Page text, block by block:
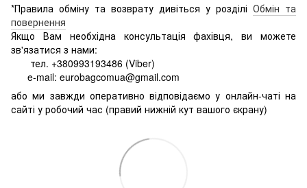
*Правила обміну та возврату дивіться у розділі Обмін та
повернення
Якщо Вам необхідна консультація фахівця, ви можете
зв'язатися з нами:
тел. +380993193486 (Viber)
e-mail: eurobagcomua@gmail.com
або ми завжди оперативно відповідаємо у онлайн-чаті на
сайті у робочий час (правий нижній кут вашого єкрану)